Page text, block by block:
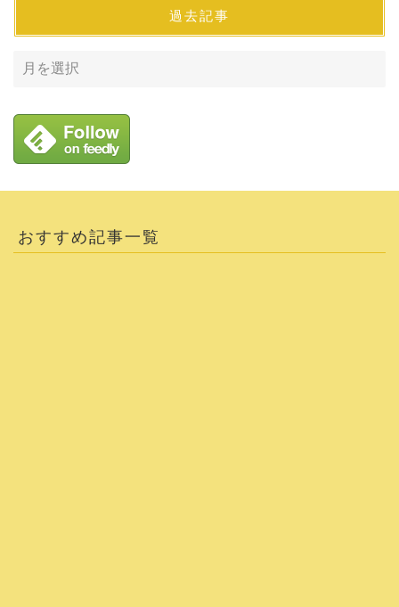
過去記事
おすすめ記事一覧